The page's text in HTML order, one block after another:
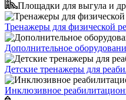
Площадки для выгула и
Тренажеры для физической
Дополнительное
Детские тренажеры для
Инклюзивное